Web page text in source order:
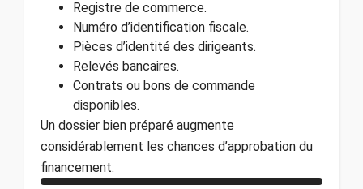
Registre de commerce.
Numéro d’identification fiscale.
Pièces d’identité des dirigeants.
Relevés bancaires.
Contrats ou bons de commande
disponibles.
Un dossier bien préparé augmente
considérablement les chances d’approbation du
financement.